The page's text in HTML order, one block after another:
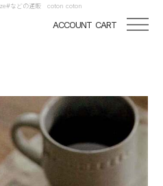
などの通販 coton coton
ACCOUNT CART